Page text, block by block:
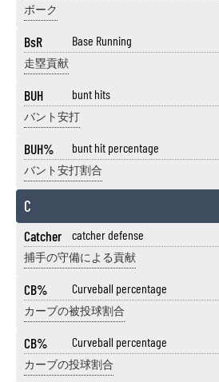
ボーク
BsR Base Running
走塁貢献
BUH bunt hits
バント安打
BUH% bunt hit percentage
バント安打割合
C
Catcher catcher defense
捕手の守備による貢献
CB% Curveball percentage
カーブの被投球割合
CB% Curveball percentage
カーブの投球割合